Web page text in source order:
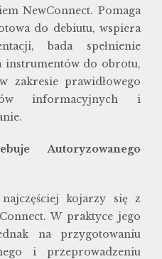
NewConnect. Pomaga
do debiutu, wspiera
bada spełnienie
instrumentów do obrotu,
zakresie prawidłowego
informacyjnych i
Autoryzowanego
kojarzy się z
W praktyce jego
na przygotowaniu
i przeprowadzeniu